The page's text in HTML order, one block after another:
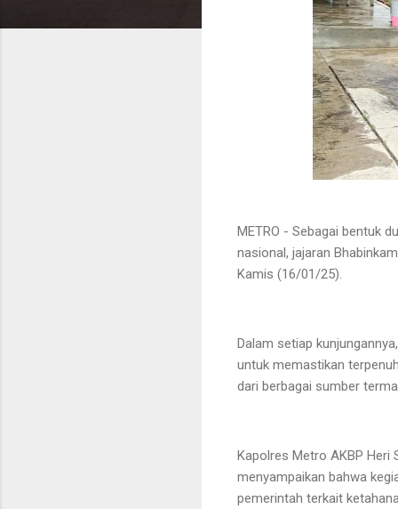
METRO - Sebagai bentuk
nasional, jajaran
Kamis (16/01/25).
Dalam setiap
untuk memastikan
dari berbagai sumber
Kapolres Metro AKBP Heri
menyampaikan bahwa
pemerintah terkait